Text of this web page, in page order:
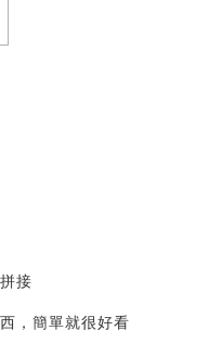
接
，簡單就很好看